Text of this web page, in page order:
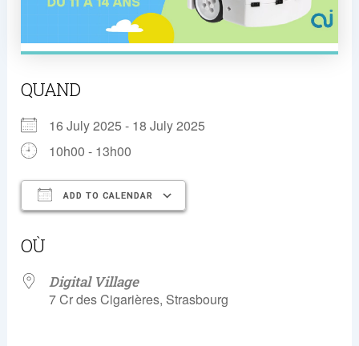
QUAND
16 July 2025 - 18 July 2025
10h00 - 13h00
ADD TO CALENDAR
OÙ
Digital Village
7 Cr des Cigarières, Strasbourg